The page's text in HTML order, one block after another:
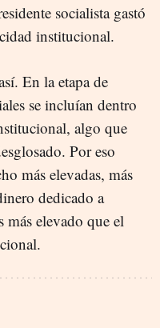
socialista gastó
institucional.
En la etapa de
se incluían dentro
algo que
Por eso
más elevadas, más
dedicado a
más elevado que el